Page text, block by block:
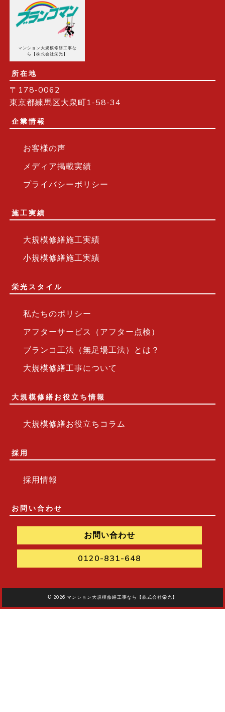
マンション大規模修繕工事な
ら【株式会社栄光】
所在地
〒178-0062
東京都練馬区大泉町1-58-34
企業情報
お客様の声
メディア掲載実績
プライバシーポリシー
施工実績
大規模修繕施工実績
小規模修繕施工実績
栄光スタイル
私たちのポリシー
アフターサービス（アフター点検）
ブランコ工法（無足場工法）とは？
大規模修繕工事について
大規模修繕お役立ち情報
大規模修繕お役立ちコラム
採用
採用情報
お問い合わせ
お問い合わせ
0120-831-648
© 2026 マンション大規模修繕工事なら【株式会社栄光】